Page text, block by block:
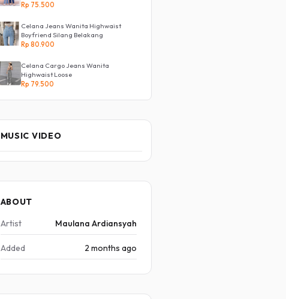
Rp 75.500
Celana Jeans Wanita Highwaist
Boyfriend Silang Belakang
Rp 80.900
Celana Cargo Jeans Wanita
Highwaist Loose
Rp 79.500
MUSIC VIDEO
ABOUT
Artist
Maulana Ardiansyah
Added 2 months ago